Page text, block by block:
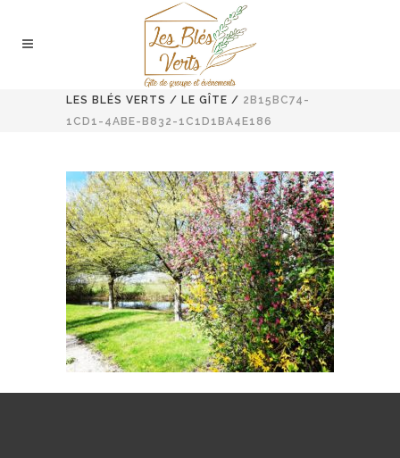
LES BLÉS VERTS / LE GÎTE / 2B15BC74-
1CD1-4ABE-B832-1C1D1BA4E186